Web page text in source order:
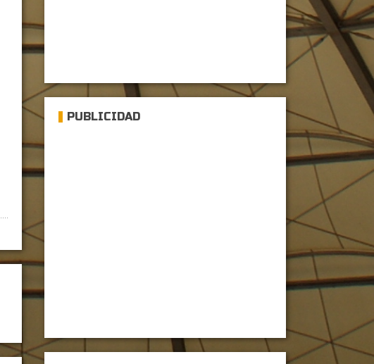
PUBLICIDAD